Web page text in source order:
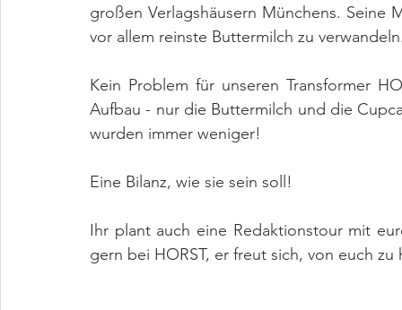
großen Verlagshäusern Münchens. Seine
vor allem reinste Buttermilch zu
Kein Problem für unseren Transformer
Aufbau - nur die Buttermilch und die
wurden immer weniger!
Eine Bilanz, wie sie sein soll!
Ihr plant auch eine Redaktionstour mit
gern bei HORST, er freut sich, von euch zu